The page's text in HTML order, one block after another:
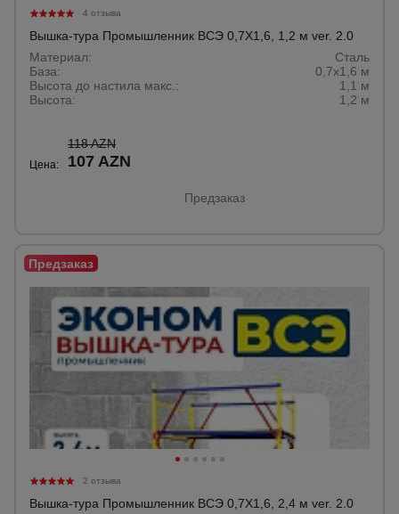
4 отзыва
Вышка-тура Промышленник ВСЭ 0,7Х1,6, 1,2 м ver. 2.0
Материал:
Сталь
База:
0,7х1,6 м
Высота до настила макс.:
1,1 м
Высота:
1,2 м
Цена:
118 AZN
107 AZN
Предзаказ
2 отзыва
Вышка-тура Промышленник ВСЭ 0,7Х1,6, 2,4 м ver. 2.0
для
Оборудование
Техника
для
склада
Тачки
строительные
и садовые
стремянки